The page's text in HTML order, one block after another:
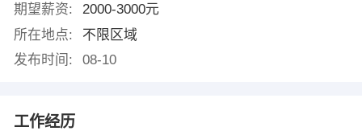
期望薪资:
2000-3000元
所在地点:
不限区域
发布时间:
08-10
工作经历